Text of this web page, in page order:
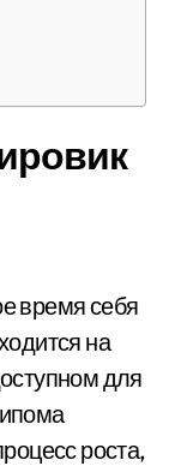
время себя
на
для
роста,